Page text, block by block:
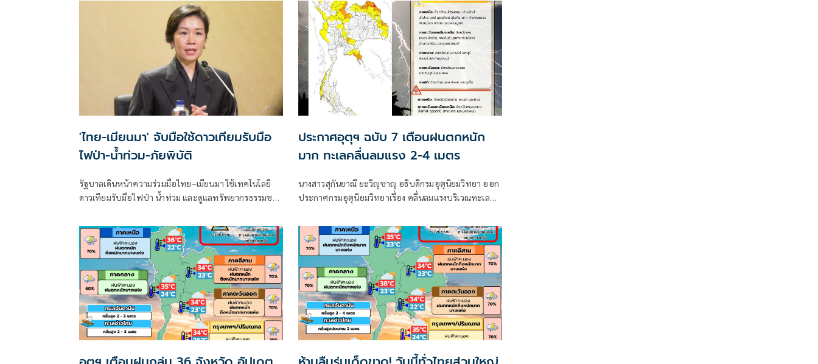
'ไทย-เมียนมา' จับมือใช้ดาวเทียมรับมือ
ไฟป่า-น้ำท่วม-ภัยพิบัติ
รัฐบาลเดินหน้าความร่วมมือไทย–เมียนมา ใช้เทคโนโลยี
ดาวเทียมรับมือไฟป่า น้ำท่วม และดูแลทรัพยากรธรรมชาติ
กัน
ประกาศอุตุฯ ฉบับ 7 เตือนฝนตกหนัก
มาก ทะเลคลื่นลมแรง 2-4 เมตร
นางสาวสุกันยาณี ยะวิญชาญ อธิบดีกรมอุตุนิยมวิทยา ออก
ประกาศกรมอุตุนิยมวิทยาเรื่อง คลื่นลมแรงบริเวณทะเล
หนักมากบริเวณประเทศไทย